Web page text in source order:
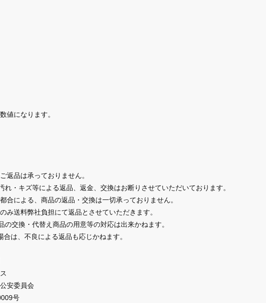
値になります。
返品は承っておりません。
れ・キズ等による返品、返金、交換はお断りさせていただいております。
合による、商品の返品・交換は一切承っておりません。
み送料弊社負担にて返品とさせていただきます。
の交換・代替え商品の用意等の対応は出来かねます。
合は、不良による返品も応じかねます。
安委員会
号